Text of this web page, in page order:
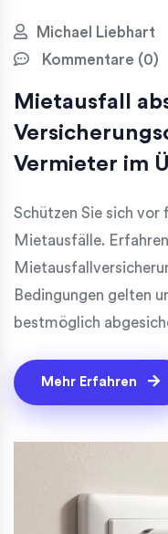
Michael Liebhart
Kommentare (0)
Mietausfall
Vermieter im
Schützen Sie sich vor
Mietausfälle.
Bedingungen gelten
bestmöglich
Mehr Erfahren